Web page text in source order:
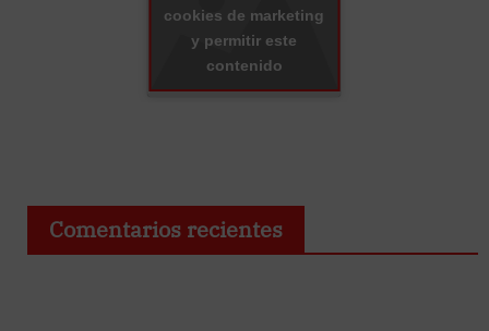
cookies de marketing
y permitir este
contenido
Comentarios recientes